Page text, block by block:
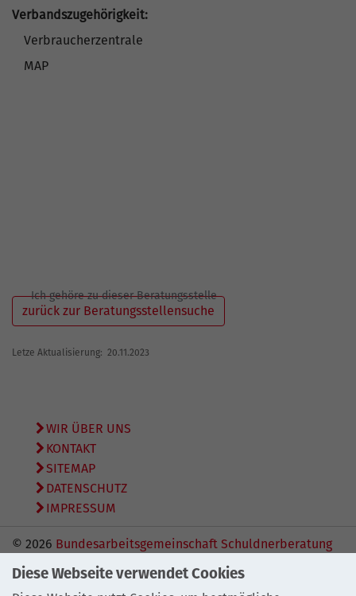
Verbandszugehörigkeit:
Verbraucherzentrale
MAP
Ich gehöre zu dieser Beratungsstelle
zurück zur Beratungsstellensuche
Letze Aktualisierung: 20.11.2023
WIR ÜBER UNS
KONTAKT
SITEMAP
DATENSCHUTZ
IMPRESSUM
© 2026 Bundesarbeitsgemeinschaft Schuldnerberatung
e.V.
Diese Webseite verwendet Cookies